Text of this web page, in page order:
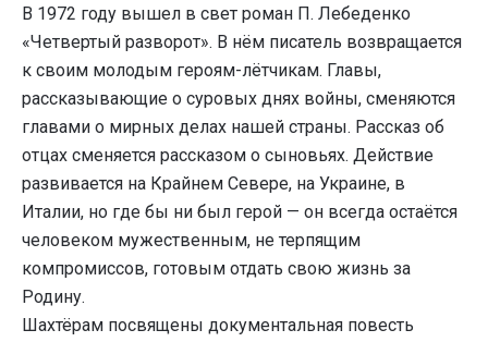
В 1972 году вышел в свет роман П. Лебеденко
«Четвертый разворот». В нём писатель возвращается
к своим молодым героям-лётчикам. Главы,
рассказывающие о суровых днях войны, сменяются
главами о мирных делах нашей страны. Рассказ об
отцах сменяется рассказом о сыновьях. Действие
развивается на Крайнем Севере, на Украине, в
Италии, но где бы ни был герой — он всегда остаётся
человеком мужественным, не терпящим
компромиссов, готовым отдать свою жизнь за
Родину.
Шахтёрам посвящены документальная повесть